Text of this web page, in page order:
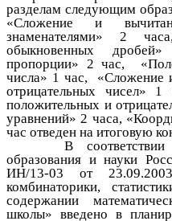
разделам следующим
«Сложение и
знаменателями» 2
обыкновенных
пропорции» 2 час,
числа» 1 час, «Сложение
отрицательных чисел»
положительных и
уравнений» 2 часа,
час отведен на итоговую
В соответствии
образования и науки
ИН/13-03 от
комбинаторики,
содержании
школы» введено в